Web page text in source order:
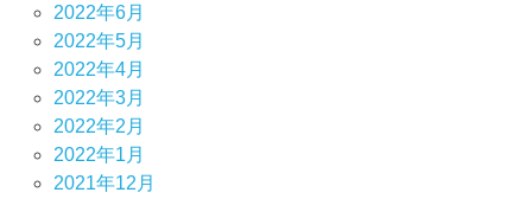
2022年6月
2022年5月
2022年4月
2022年3月
2022年2月
2022年1月
2021年12月